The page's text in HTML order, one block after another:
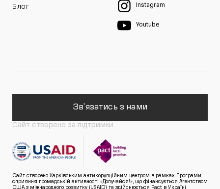
Блог Instagram
Youtube
Зв'язатись з нами
Сайт створено за підтримки
Сайт створено Харківським антикорупційним центром в рамках Програми
сприяння громадській активності «Долучайся!», що фінансується Агентством
США з міжнародного розвитку (USAID) та здійснюється Pact в Україні.